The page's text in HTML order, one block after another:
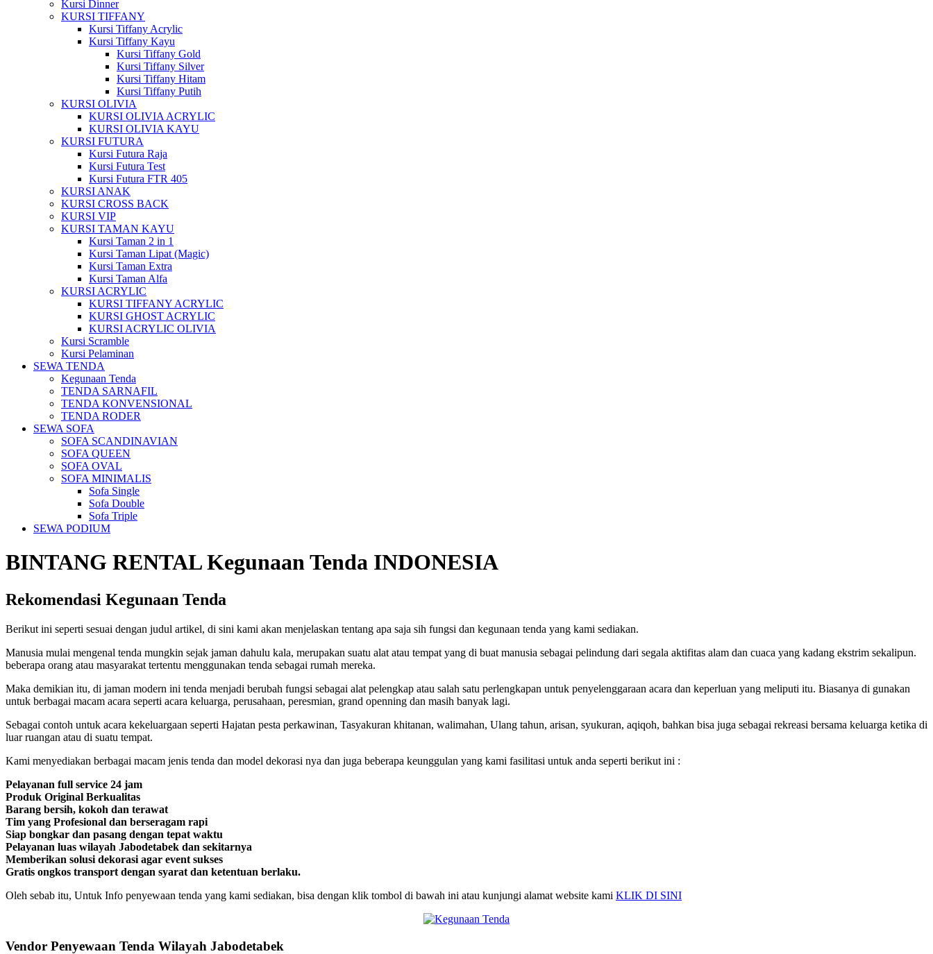
Kursi Dinner
KURSI TIFFANY
Kursi Tiffany Acrylic
Kursi Tiffany Kayu
Kursi Tiffany Gold
Kursi Tiffany Silver
Kursi Tiffany Hitam
Kursi Tiffany Putih
KURSI OLIVIA
KURSI OLIVIA ACRYLIC
KURSI OLIVIA KAYU
KURSI FUTURA
Kursi Futura Raja
Kursi Futura Test
Kursi Futura FTR 405
KURSI ANAK
KURSI CROSS BACK
KURSI VIP
KURSI TAMAN KAYU
Kursi Taman 2 in 1
Kursi Taman Lipat (Magic)
Kursi Taman Extra
Kursi Taman Alfa
KURSI ACRYLIC
KURSI TIFFANY ACRYLIC
KURSI GHOST ACRYLIC
KURSI ACRYLIC OLIVIA
Kursi Scramble
Kursi Pelaminan
SEWA TENDA
Kegunaan Tenda
TENDA SARNAFIL
TENDA KONVENSIONAL
TENDA RODER
SEWA SOFA
SOFA SCANDINAVIAN
SOFA QUEEN
SOFA OVAL
SOFA MINIMALIS
Sofa Single
Sofa Double
Sofa Triple
SEWA PODIUM
BINTANG RENTALKegunaan Tenda INDONESIA
Rekomendasi Kegunaan Tenda
Berikut ini seperti sesuai dengan judul artikel, di sini kami akan menjelaskan tentang apa saja sih fungsi dan kegunaan tenda yang kami sediakan.
Manusia mulai mengenal tenda mungkin sejak jaman dahulu kala, merupakan suatu alat atau tempat yang di buat manusia sebagai pelindung dari segala aktifitas alam dan cuaca yang kadang ekstrim sekalipun.
beberapa orang atau masyarakat tertentu menggunakan tenda sebagai rumah mereka.
Maka demikian itu, di jaman modern ini tenda menjadi berubah fungsi sebagai alat pelengkap atau salah satu perlengkapan untuk penyelenggaraan acara dan keperluan yang meliputi itu. Biasanya di gunakan
untuk berbagai macam acara seperti acara keluarga, perusahaan, peresmian, grand openning dan masih banyak lagi.
Sebagai contoh untuk acara kekeluargaan seperti Hajatan pesta perkawinan, Tasyakuran khitanan, walimahan, Ulang tahun, arisan, syukuran, aqiqoh, bahkan bisa juga sebagai rekreasi bersama keluarga ketika di
luar ruangan atau di suatu tempat.
Kami menyediakan berbagai macam jenis tenda dan model dekorasi nya dan juga beberapa keunggulan yang kami fasilitasi untuk anda seperti berikut ini :
Pelayanan full service 24 jam
Produk Original Berkualitas
Barang bersih, kokoh dan terawat
Tim yang Profesional dan berseragam rapi
Siap bongkar dan pasang dengan tepat waktu
Pelayanan luas wilayah Jabodetabek dan sekitarnya
Memberikan solusi dekorasi agar event sukses
Gratis ongkos transport dengan syarat dan ketentuan berlaku.
Oleh sebab itu, Untuk Info penyewaan tenda yang kami sediakan, bisa dengan klik tombol di bawah ini atau kunjungi alamat website kami KLIK DI SINI
Vendor Penyewaan Tenda Wilayah Jabodetabek